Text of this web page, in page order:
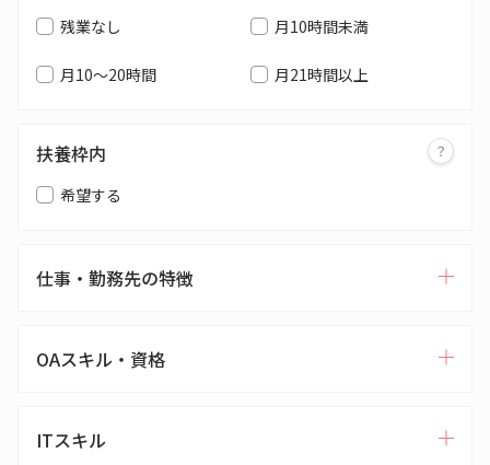
残業なし 月10時間未満
月10～20時間 月21時間以上
扶養枠内
希望する
仕事・勤務先の特徴
OAスキル・資格
ITスキル